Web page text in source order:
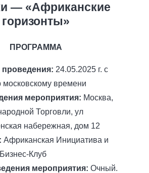
— «Африканские
горизонты»
ПРОГРАММА
24.05.2025 г. с
московскому времени
мероприятия: Москва,
Торговли, ул
набережная, дом 12
Африканская Инициатива и
Клуб
мероприятия: Очный.